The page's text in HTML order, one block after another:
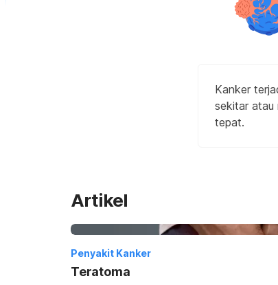
Kanker
sekitar atau
tepat.
Artikel
Penyakit Kanker
Teratoma